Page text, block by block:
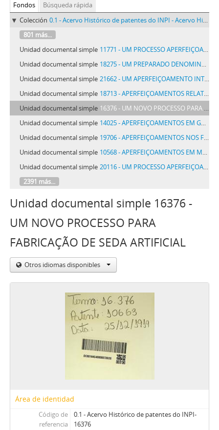
Fondos
Búsqueda rápida
Colección 0.1 - Acervo Histórico de patentes do INPI - Acervo Histórico de patentes do INPI
801 más...
Unidad documental simple 11771 - UM PROCESSO APERFEIÇOADO PARA PREPARAR UMA MUCILAGEM DE ALGAS MARINHAS APPLICAVEL A FIBRAS TEXTIS OU A PRODUCTOS FEITOS DE FIBRAS TEXTIS
Unidad documental simple 18275 - UM PREPARADO DENOMINADO SANGUE HORMONICO E PROCESSO DE PREPARAL-O
Unidad documental simple 21662 - UM APERFEIÇOAMENTO INTRODUZIDO EM MACHINAS DE CORTAR CARNE E LEGUMES
Unidad documental simple 18713 - APERFEIÇOAMENTOS RELATIVOS Á IMPERMEABILIZAÇÃO DE TECIDOS
Unidad documental simple 16376 - UM NOVO PROCESSO PARA FABRICAÇÃO DE SEDA ARTIFICIAL
Unidad documental simple 14025 - APERFEIÇOAMENTOS EM GUINDASTES
Unidad documental simple 19706 - APERFEIÇOAMENTOS NOS FORNOS DE COKE PARA A RECUPERAÇÃO DOS SUB-PRODUCTOS E PARA A RECUPERAÇÃO DO CALOR
Unidad documental simple 10568 - APERFEIÇOAMENTOS EM MACHINAS DE MOLDAR CORTES DE CALÇADO
Unidad documental simple 20116 - UM PROCESSO APERFEIÇOADO PARA AUGMENTAR A CARGA HYDRAULICA EM INSTALLAÇÕES HYDRAULICAS
2391 más...
Unidad documental simple 16376 -
UM NOVO PROCESSO PARA
FABRICAÇÃO DE SEDA ARTIFICIAL
Otros idiomas disponibles
Área de identidad
Código de
referencia
0.1 - Acervo Histórico de patentes do INPI-
16376